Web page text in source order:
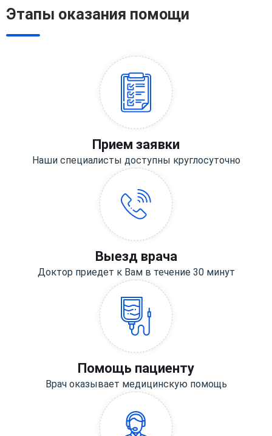
Этапы оказания помощи
Прием заявки
Наши специалисты доступны круглосуточно
Выезд врача
Доктор приедет к Вам в течение 30 минут
Помощь пациенту
Врач оказывает медицинскую помощь